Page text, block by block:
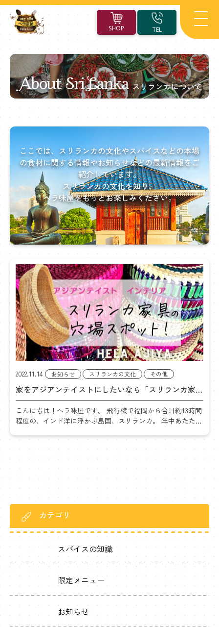
SHOP TEL
About
Sri
Lanka
ス
リ
ラ
ン
カ
に
つ
い
て
ここでは、スリランカの文化やスパイスなどの本場
の食材に関する情報やお知らせなどの最新情報をご
紹介しています。
スリランカの文化を知り、
ヘラ味屋をもっとお楽しみください。
2022.11.14 お知らせ スリランカの文化 その他
家をアジアンテイストにしたいなら「スリランカ家
具」 穴場スポットをご紹介！
こんにちは！ヘラ味屋です。 飛行機で福岡から合計約13時間
程度の、インド洋に浮かぶ島国、スリランカ。 年中あたたか
なスリランカで、ツアーでは行けない穴場の家具屋をみ […]
カテゴリ
スパイスの知識
限定メニュー
お知らせ